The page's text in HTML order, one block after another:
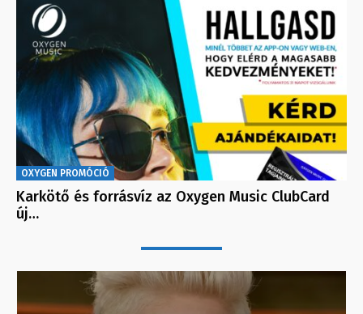
OXYGEN PROMÓCIÓ
Karkötő és forrásvíz az Oxygen Music ClubCard
új…